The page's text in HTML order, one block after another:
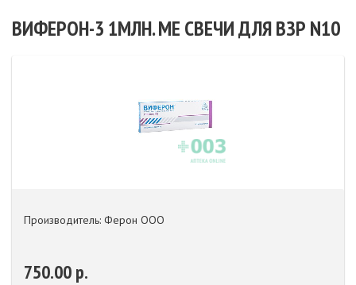
ВИФЕРОН-3 1МЛН. МЕ СВЕЧИ ДЛЯ ВЗР N10
Производитель: Ферон ООО
750.00 р.